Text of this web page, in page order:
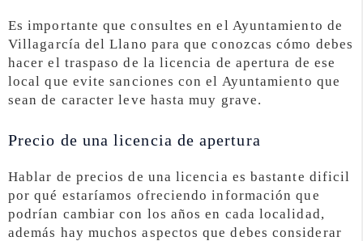
Es importante que consultes en el Ayuntamiento de
Villagarcía del Llano para que conozcas cómo debes
hacer el traspaso de la licencia de apertura de ese
local que evite sanciones con el Ayuntamiento que
sean de caracter leve hasta muy grave.
Precio de una licencia de apertura
Hablar de precios de una licencia es bastante dificil
por qué estaríamos ofreciendo información que
podrían cambiar con los años en cada localidad,
además hay muchos aspectos que debes considerar